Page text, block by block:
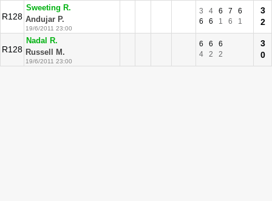
R128
Sweeting R.
Andujar P.
19/6/2011 23:00
3 4 6 7
6
6
6 1 6 1
3
2
R128
Nadal R.
Russell M.
19/6/2011 23:00
6 6
6
4
2 2
3
0